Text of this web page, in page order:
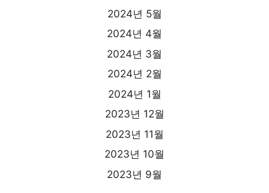
2024년 5월
2024년 4월
2024년 3월
2024년 2월
2024년 1월
2023년 12월
2023년 11월
2023년 10월
2023년 9월